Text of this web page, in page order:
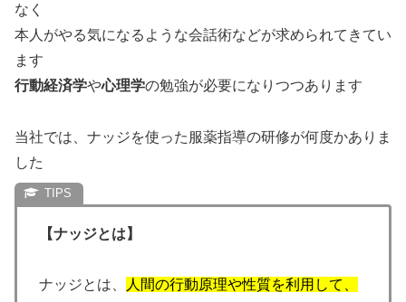
なく
本人がやる気になるような会話術などが求められてきてい
ます
行動経済学や心理学の勉強が必要になりつつあります
当社では、ナッジを使った服薬指導の研修が何度かありま
した
【ナッジとは】
ナッジとは、 人間の行動原理や性質を利用して、